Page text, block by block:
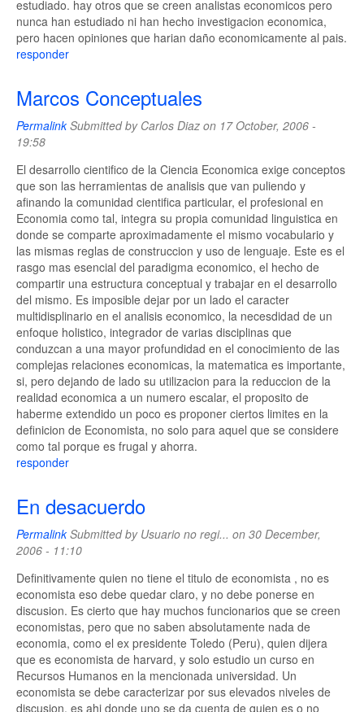
estudiado. hay otros que se creen analistas economicos pero
nunca han estudiado ni han hecho investigacion economica,
pero hacen opiniones que harian daño economicamente al pais.
responder
Marcos Conceptuales
PermalinkSubmitted by Carlos Diaz on 17 October, 2006 -
19:58
El desarrollo cientifico de la Ciencia Economica exige conceptos
que son las herramientas de analisis que van puliendo y
afinando la comunidad cientifica particular, el profesional en
Economia como tal, integra su propia comunidad linguistica en
donde se comparte aproximadamente el mismo vocabulario y
las mismas reglas de construccion y uso de lenguaje. Este es el
rasgo mas esencial del paradigma economico, el hecho de
compartir una estructura conceptual y trabajar en el desarrollo
del mismo. Es imposible dejar por un lado el caracter
multidisplinario en el analisis economico, la necesdidad de un
enfoque holistico, integrador de varias disciplinas que
conduzcan a una mayor profundidad en el conocimiento de las
complejas relaciones economicas, la matematica es importante,
si, pero dejando de lado su utilizacion para la reduccion de la
realidad economica a un numero escalar, el proposito de
haberme extendido un poco es proponer ciertos limites en la
definicion de Economista, no solo para aquel que se considere
como tal porque es frugal y ahorra.
responder
En desacuerdo
PermalinkSubmitted by Usuario no regi... on 30 December,
2006 - 11:10
Definitivamente quien no tiene el titulo de economista , no es
economista eso debe quedar claro, y no debe ponerse en
discusion. Es cierto que hay muchos funcionarios que se creen
economistas, pero que no saben absolutamente nada de
economia, como el ex presidente Toledo (Peru), quien dijera
que es economista de harvard, y solo estudio un curso en
Recursos Humanos en la mencionada universidad. Un
economista se debe caracterizar por sus elevados niveles de
discusion, es ahi donde uno se da cuenta de quien es o no